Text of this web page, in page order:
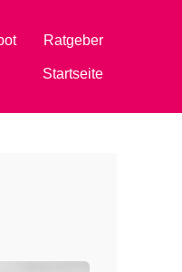
Ratgeber
Startseite